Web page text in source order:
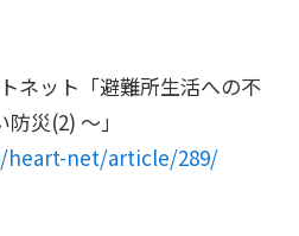
ネット「避難所生活への不
防災(2) ～」
net/article/289/